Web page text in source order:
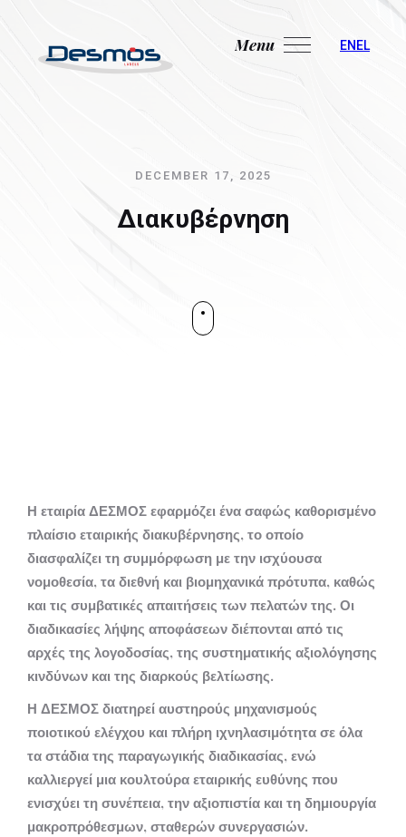
Menu
Close EN EL
DECEMBER 17, 2025
Διακυβέρνηση
Η εταιρία ΔΕΣΜΟΣ εφαρμόζει ένα σαφώς καθορισμένο
πλαίσιο εταιρικής διακυβέρνησης, το οποίο
διασφαλίζει τη συμμόρφωση με την ισχύουσα
νομοθεσία, τα διεθνή και βιομηχανικά πρότυπα, καθώς
και τις συμβατικές απαιτήσεις των πελατών της. Οι
διαδικασίες λήψης αποφάσεων διέπονται από τις
αρχές της λογοδοσίας, της συστηματικής αξιολόγησης
κινδύνων και της διαρκούς βελτίωσης.
Η ΔΕΣΜΟΣ διατηρεί αυστηρούς μηχανισμούς
ποιοτικού ελέγχου και πλήρη ιχνηλασιμότητα σε όλα
τα στάδια της παραγωγικής διαδικασίας, ενώ
καλλιεργεί μια κουλτούρα εταιρικής ευθύνης που
ενισχύει τη συνέπεια, την αξιοπιστία και τη δημιουργία
μακροπρόθεσμων, σταθερών συνεργασιών.